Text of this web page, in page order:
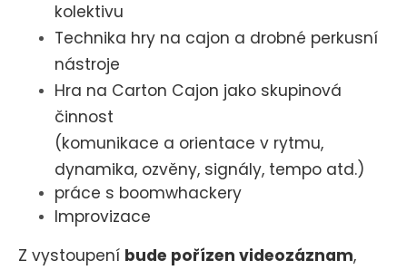
kolektivu
Technika hry na cajon a drobné perkusní
nástroje
Hra na Carton Cajon jako skupinová
činnost
(komunikace a orientace v rytmu,
dynamika, ozvěny, signály, tempo atd.)
práce s boomwhackery
Improvizace
Z vystoupení bude pořízen videozáznam,